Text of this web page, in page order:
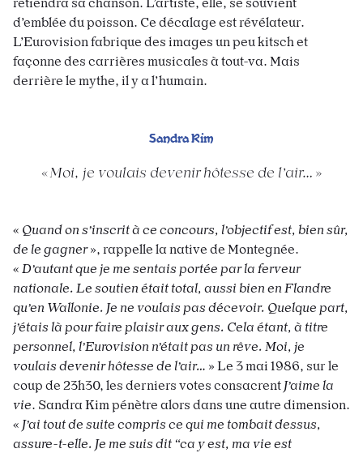
d’emblée du poisson. Ce décalage est révélateur.
L’Eurovision fabrique des images un peu kitsch et
façonne des carrières musicales à tout-va. Mais
derrière le mythe, il y a l’humain.
Sandra Kim
Moi, je voulais devenir hôtesse de l’air…
« Quand on s’inscrit à ce concours, l’objectif est, bien sûr,
de le gagner», rappelle la native de Montegnée.
« D’autant que je me sentais portée par la ferveur
nationale. Le soutien était total, aussi bien en Flandre
qu’en Wallonie. Je ne voulais pas décevoir. Quelque part,
j’étais là pour faire plaisir aux gens. Cela étant, à titre
personnel, l’Eurovision n’était pas un rêve. Moi, je
voulais devenir hôtesse de l’air… » Le 3 mai 1986, sur le
coup de 23h30, les derniers votes consacrent J’aime la
vie. Sandra Kim pénètre alors dans une autre dimension.
« J’ai tout de suite compris ce qui me tombait dessus,
assure-t-elle. Je me suis dit “ca y est, ma vie est